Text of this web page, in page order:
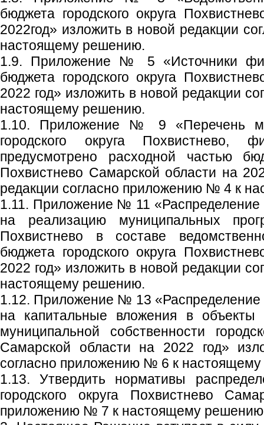
бюджета городского округа
2022год» изложить в новой редакции
настоящему решению.
1.9. Приложение № 5 «Источники
бюджета городского округа
2022 год» изложить в новой редакции
настоящему решению.
1.10. Приложение № 9 «Перечень
городского округа Похвистнево,
предусмотрено расходной частью
Похвистнево Самарской области на
редакции согласно приложению № 4 к
1.11. Приложение № 11 «Распределение
на реализацию муниципальных
Похвистнево в составе
бюджета городского округа
2022 год» изложить в новой редакции
настоящему решению.
1.12. Приложение № 13 «Распределение
на капитальные вложения в объекты
муниципальной собственности
Самарской области на 2022 год»
согласно приложению № 6 к
1.13. Утвердить нормативы
городского округа Похвистнево
приложению № 7 к настоящему